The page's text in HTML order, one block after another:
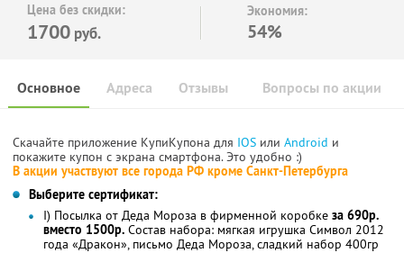
Цена без скидки:
1700 руб.
Экономия:
54%
Основное Отзывы Вопросы по акции
Адреса
Скачайте приложение КупиКупона для IOS или Android и
покажите купон с экрана смартфона. Это удобно :)
В акции участвуют все города РФ кроме Санкт-Петербурга
Выберите сертификат:
I) Посылка от Деда Мороза в фирменной коробке за 690р.
вместо 1500р. Состав набора: мягкая игрушка Символ 2012
года «Дракон», письмо Деда Мороза, сладкий набор 400гр